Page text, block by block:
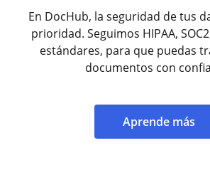
En DocHub, la seguridad de tus
prioridad. Seguimos HIPAA,
estándares, para que puedas
documentos con
Aprende más